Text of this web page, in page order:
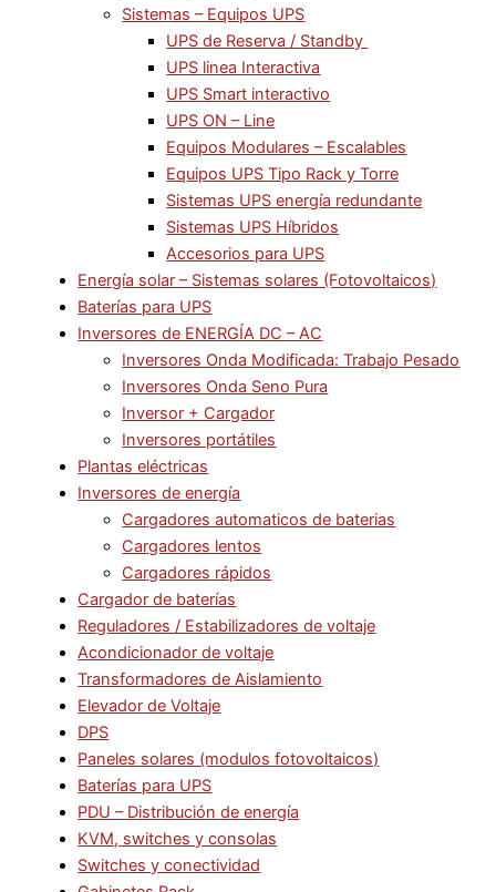
Sistemas – Equipos UPS
UPS de Reserva / Standby
UPS linea Interactiva
UPS Smart interactivo
UPS ON – Line
Equipos Modulares – Escalables
Equipos UPS Tipo Rack y Torre
Sistemas UPS energía redundante
Sistemas UPS Híbridos
Accesorios para UPS
Energía solar – Sistemas solares (Fotovoltaicos)
Baterías para UPS
Inversores de ENERGÍA DC – AC
Inversores Onda Modificada: Trabajo Pesado
Inversores Onda Seno Pura
Inversor + Cargador
Inversores portátiles
Plantas eléctricas
Inversores de energía
Cargadores automaticos de baterias
Cargadores lentos
Cargadores rápidos
Cargador de baterías
Reguladores / Estabilizadores de voltaje
Acondicionador de voltaje
Transformadores de Aislamiento
Elevador de Voltaje
DPS
Paneles solares (modulos fotovoltaicos)
Baterías para UPS
PDU – Distribución de energía
KVM, switches y consolas
Switches y conectividad